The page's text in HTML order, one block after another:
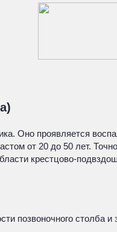
Оно проявляется
от 20 до 50 лет.
крестцово-
позвоночного столба